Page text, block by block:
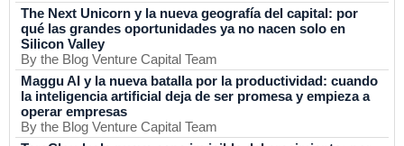
The Next Unicorn y la nueva geografía del capital: por
qué las grandes oportunidades ya no nacen solo en
Silicon Valley
By the Blog Venture Capital Team
Maggu AI y la nueva batalla por la productividad: cuando
la inteligencia artificial deja de ser promesa y empieza a
operar empresas
By the Blog Venture Capital Team